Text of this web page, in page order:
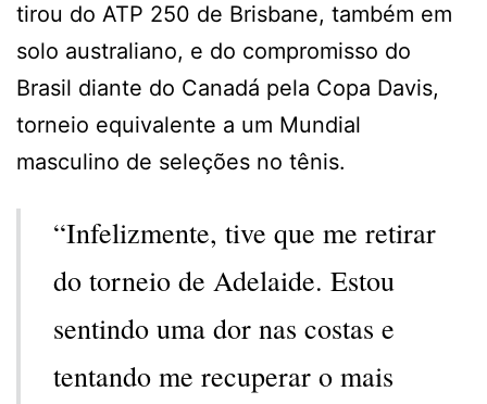
tirou do ATP 250 de Brisbane, também em
solo australiano, e do compromisso do
Brasil diante do Canadá pela Copa Davis,
torneio equivalente a um Mundial
masculino de seleções no tênis.
“Infelizmente, tive que me retirar
do torneio de Adelaide. Estou
sentindo uma dor nas costas e
tentando me recuperar o mais